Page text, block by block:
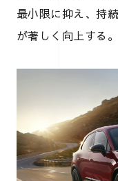
最小限に抑え、持
が著しく向上する。